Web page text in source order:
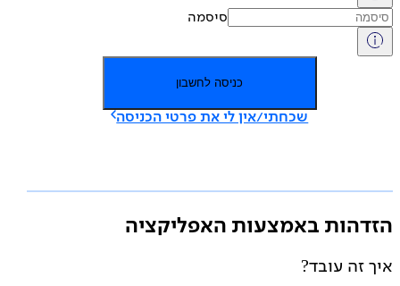
סיסמה
כניסה לחשבון
שכחתי/אין לי את פרטי הכניסה
באמצעות האפליקציה
זה עובד?